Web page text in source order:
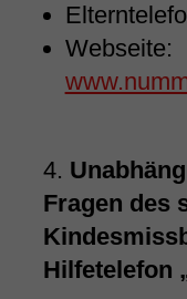
Webseite:
4.
Fragen des
Hilfetelefon